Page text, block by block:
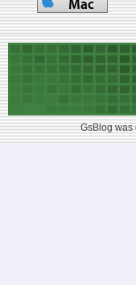
GsBlog